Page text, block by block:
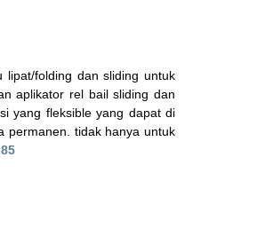
folding dan sliding untuk
aplikator rel bail sliding dan
yang fleksible yang dapat di
permanen. tidak hanya untuk